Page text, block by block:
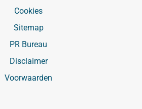
Cookies
Sitemap
PR Bureau
Disclaimer
Voorwaarden